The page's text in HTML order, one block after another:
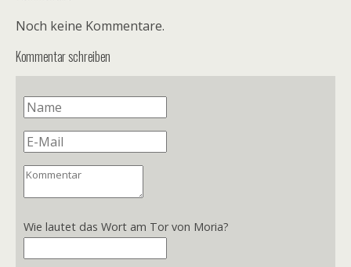
Noch keine Kommentare.
Kommentar schreiben
Wie lautet das Wort am Tor von Moria?